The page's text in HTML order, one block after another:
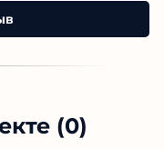
(0)